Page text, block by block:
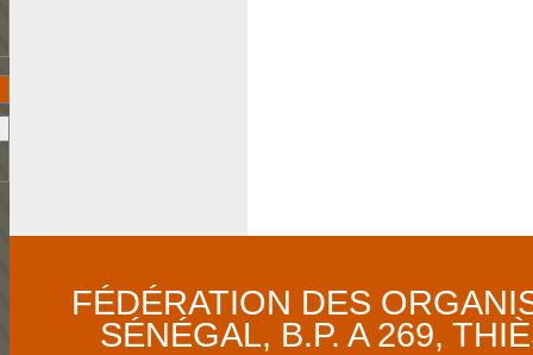
FÉDÉRATION DES
SÉNÉGAL, B.P. A 269,